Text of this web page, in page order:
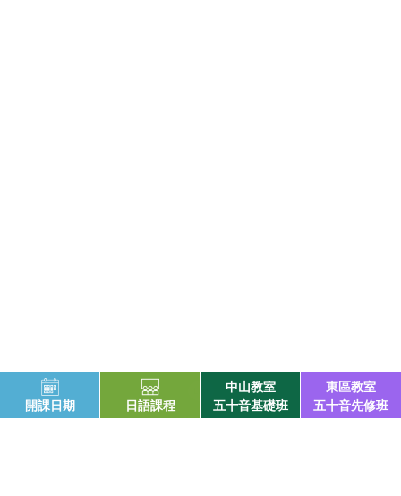
お問合せ(日本語対応可)
開課日期 日語課程
中山教室
五十音基礎班
東區教室
五十音先修班